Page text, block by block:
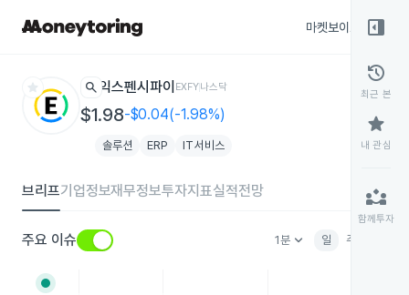
마켓보이스
star search 익스펜시파이 EXFY나스닥
$1.98-$0.04(-1.98%)
솔루션 ERP IT서비스
브리프기업정보재무정보투자지표실적전망
주요 이슈 1분keyboard_arrow_down 일 주
right_panel_open
history
최근 본
star
내 관심
partner_exchange
함께투자